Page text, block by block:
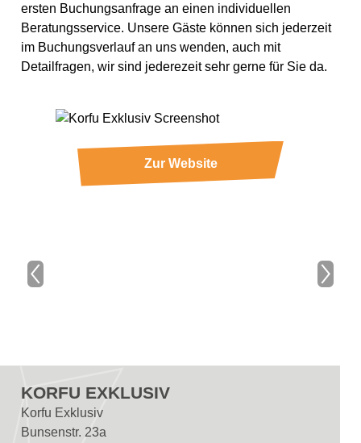
ersten Buchungsanfrage an einen individuellen
Beratungsservice. Unsere Gäste können sich jederzeit
im Buchungsverlauf an uns wenden, auch mit
Detailfragen, wir sind jederezeit sehr gerne für Sie da.
Zur Website
KORFU EXKLUSIV
Korfu Exklusiv
Bunsenstr. 23a